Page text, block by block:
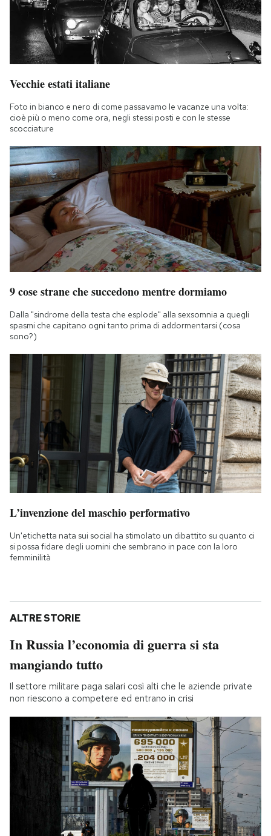
Vecchie estati italiane
Foto in bianco e nero di come passavamo le vacanze una volta:
cioè più o meno come ora, negli stessi posti e con le stesse
scocciature
9 cose strane che succedono mentre dormiamo
Dalla "sindrome della testa che esplode" alla sexsomnia a quegli
spasmi che capitano ogni tanto prima di addormentarsi (cosa
sono?)
L’invenzione del maschio performativo
Un'etichetta nata sui social ha stimolato un dibattito su quanto ci
si possa fidare degli uomini che sembrano in pace con la loro
femminilità
ALTRE STORIE
In Russia l’economia di guerra si sta
mangiando tutto
Il settore militare paga salari così alti che le aziende private
non riescono a competere ed entrano in crisi